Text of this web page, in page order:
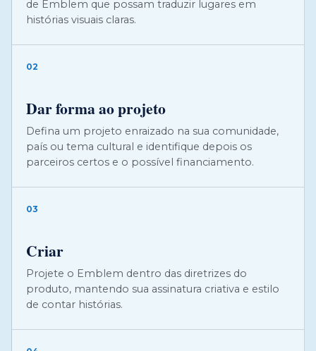
de Emblem que possam traduzir lugares em
histórias visuais claras.
02
Dar forma ao projeto
Defina um projeto enraizado na sua comunidade,
país ou tema cultural e identifique depois os
parceiros certos e o possível financiamento.
03
Criar
Projete o Emblem dentro das diretrizes do
produto, mantendo sua assinatura criativa e estilo
de contar histórias.